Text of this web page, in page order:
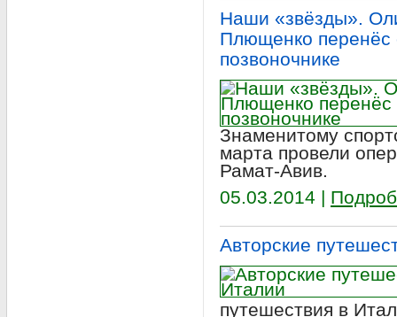
Наши «звёзды».
Плющенко
позвоночнике
Знаменитому
марта провели
Рамат-Авив.
05.03.2014 |
Авторские
путешествия в